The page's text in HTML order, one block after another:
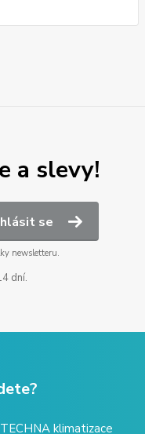
a slevy!
se
newsletteru.
dní.